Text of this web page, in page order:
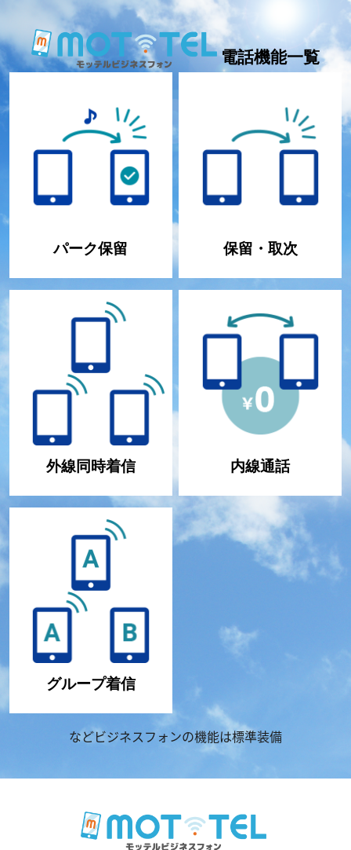
電話機能一覧
パーク保留 保留・取次
外線同時着信 内線通話
グループ着信
などビジネスフォンの機能は標準装備